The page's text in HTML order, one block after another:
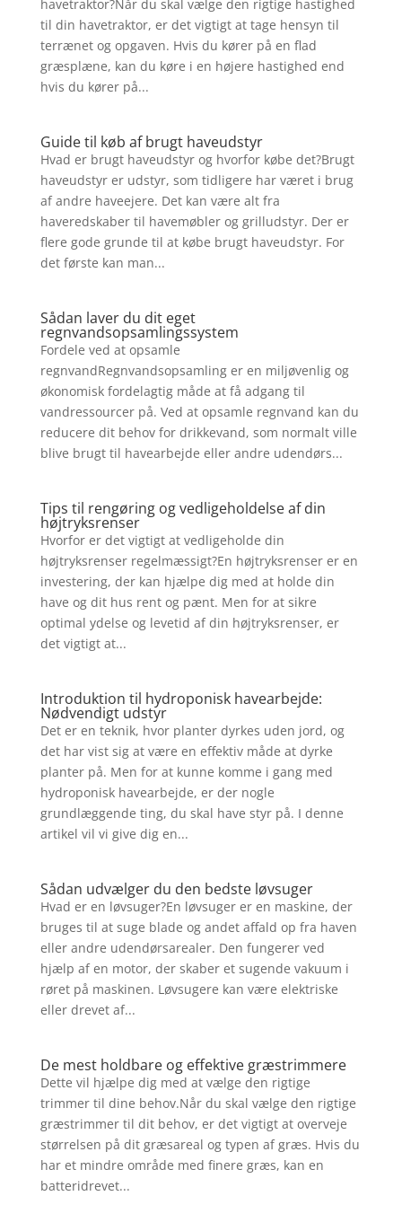
havetraktor?Når du skal vælge den rigtige hastighed
til din havetraktor, er det vigtigt at tage hensyn til
terrænet og opgaven. Hvis du kører på en flad
græsplæne, kan du køre i en højere hastighed end
hvis du kører på...
Guide til køb af brugt haveudstyr
Hvad er brugt haveudstyr og hvorfor købe det?Brugt
haveudstyr er udstyr, som tidligere har været i brug
af andre haveejere. Det kan være alt fra
haveredskaber til havemøbler og grilludstyr. Der er
flere gode grunde til at købe brugt haveudstyr. For
det første kan man...
Sådan laver du dit eget
regnvandsopsamlingssystem
Fordele ved at opsamle
regnvandRegnvandsopsamling er en miljøvenlig og
økonomisk fordelagtig måde at få adgang til
vandressourcer på. Ved at opsamle regnvand kan du
reducere dit behov for drikkevand, som normalt ville
blive brugt til havearbejde eller andre udendørs...
Tips til rengøring og vedligeholdelse af din
højtryksrenser
Hvorfor er det vigtigt at vedligeholde din
højtryksrenser regelmæssigt?En højtryksrenser er en
investering, der kan hjælpe dig med at holde din
have og dit hus rent og pænt. Men for at sikre
optimal ydelse og levetid af din højtryksrenser, er
det vigtigt at...
Introduktion til hydroponisk havearbejde:
Nødvendigt udstyr
Det er en teknik, hvor planter dyrkes uden jord, og
det har vist sig at være en effektiv måde at dyrke
planter på. Men for at kunne komme i gang med
hydroponisk havearbejde, er der nogle
grundlæggende ting, du skal have styr på. I denne
artikel vil vi give dig en...
Sådan udvælger du den bedste løvsuger
Hvad er en løvsuger?En løvsuger er en maskine, der
bruges til at suge blade og andet affald op fra haven
eller andre udendørsarealer. Den fungerer ved
hjælp af en motor, der skaber et sugende vakuum i
røret på maskinen. Løvsugere kan være elektriske
eller drevet af...
De mest holdbare og effektive græstrimmere
Dette vil hjælpe dig med at vælge den rigtige
trimmer til dine behov.Når du skal vælge den rigtige
græstrimmer til dit behov, er det vigtigt at overveje
størrelsen på dit græsareal og typen af græs. Hvis du
har et mindre område med finere græs, kan en
batteridrevet...